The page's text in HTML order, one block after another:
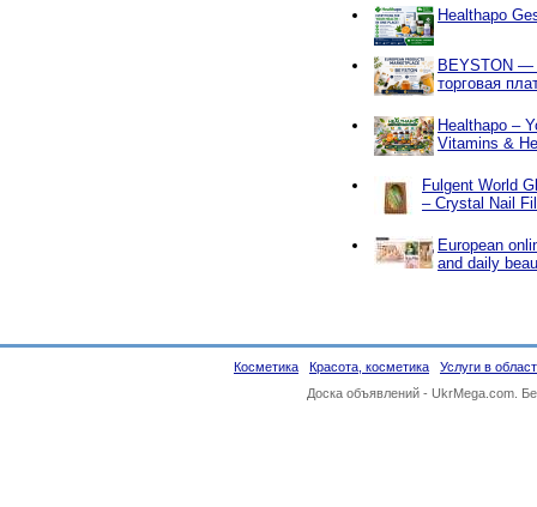
Healthapo
BEYSTON —
торговая
Healthapo –
Vitamins &
Fulgent World
– Crystal Nail
European
and daily
Косметика Красота, косметика
Услуги в
Доска объявлений - UkrMega.com.